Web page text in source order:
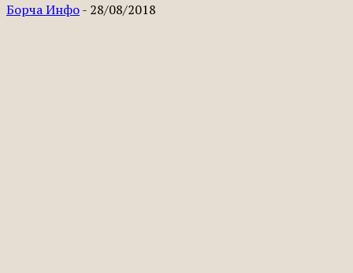
Борча Инфо- 28/08/2018